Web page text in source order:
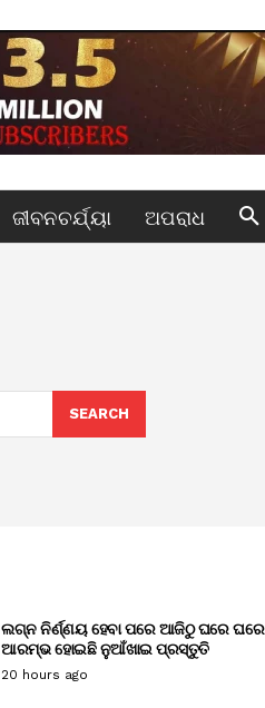
ଜୀବନଚର୍ଯ୍ୟା ଅପରାଧ
SEARCH
ଲଗ୍ନ ନିର୍ଣ୍ଣୟ ହେବା ପରେ ଆଜିଠୁ ଘରେ ଘରେ
ଆରମ୍ଭ ହୋଇଛି ନୁଆଁଖାଇ ପ୍ରସ୍ତୁତି
20 hours ago